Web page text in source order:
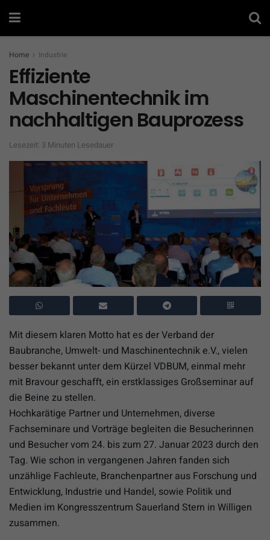
Home Industrie
Effiziente
Maschinentechnik im
nachhaltigen Bauprozess
Lesezeit: 3 Minuten Lesedauer
Mit diesem klaren Motto hat es der Verband der
Baubranche, Umwelt- und Maschinentechnik e.V., vielen
besser bekannt unter dem Kürzel VDBUM, einmal mehr
mit Bravour geschafft, ein erstklassiges Großseminar auf
die Beine zu stellen.
Hochkarätige Partner und Unternehmen, diverse
Fachseminare und Vorträge begleiten die Besucherinnen
und Besucher vom 24. bis zum 27. Januar 2023 durch den
Tag. Wie schon in vergangenen Jahren fanden sich
unzählige Fachleute, Branchenpartner aus Forschung und
Entwicklung, Industrie und Handel, sowie Politik und
Medien im Kongresszentrum Sauerland Stern in Willigen
zusammen.